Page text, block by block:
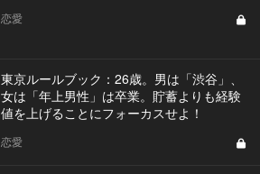
恋愛
東京ルールブック：26歳。男は「渋谷」、
女は「年上男性」は卒業。貯蓄よりも経験
値を上げることにフォーカスせよ！
恋愛